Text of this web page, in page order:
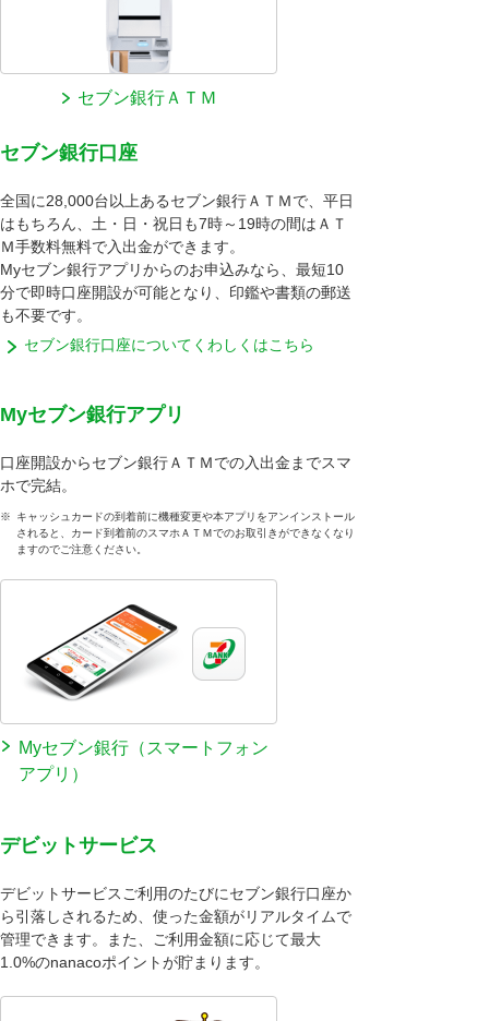
セブン銀行ＡＴＭ
セブン銀行口座
全国に28,000台以上あるセブン銀行ＡＴＭで、平日
はもちろん、土・日・祝日も7時～19時の間はＡＴ
Ｍ手数料無料で入出金ができます。
Myセブン銀行アプリからのお申込みなら、最短10
分で即時口座開設が可能となり、印鑑や書類の郵送
も不要です。
セブン銀行口座についてくわしくはこちら
Myセブン銀行アプリ
口座開設からセブン銀行ＡＴＭでの入出金までスマ
ホで完結。
※
キャッシュカードの到着前に機種変更や本アプリをアンインストール
されると、カード到着前のスマホＡＴＭでのお取引きができなくなり
ますのでご注意ください。
Myセブン銀行（スマートフォン
アプリ）
デビットサービス
デビットサービスご利用のたびにセブン銀行口座か
ら引落しされるため、使った金額がリアルタイムで
管理できます。また、ご利用金額に応じて最大
1.0%のnanacoポイントが貯まります。